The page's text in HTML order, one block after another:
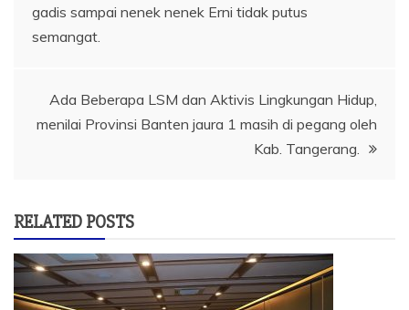
pos
gadis sampai nenek nenek Erni tidak putus
semangat.
Ada Beberapa LSM dan Aktivis Lingkungan Hidup,
menilai Provinsi Banten jaura 1 masih di pegang oleh
Kab. Tangerang.
RELATED POSTS